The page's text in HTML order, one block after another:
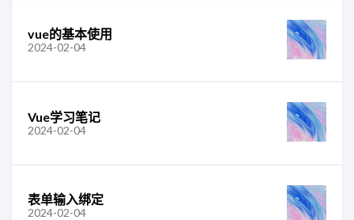
vue的基本使用
2024-02-04
Vue学习笔记
2024-02-04
表单输入绑定
2024-02-04